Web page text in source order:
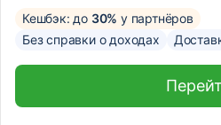
Кешбэк: до 30% у партнёров
Без справки о доходах